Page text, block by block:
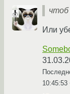
чтоб
Или
10:45:53